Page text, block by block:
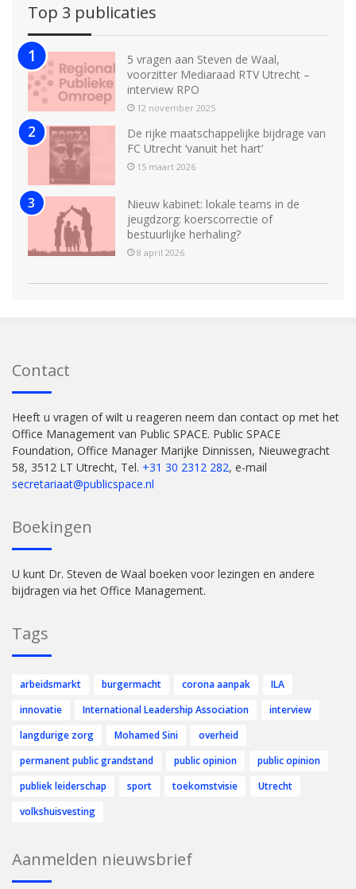
Top 3 publicaties
5 vragen aan Steven de Waal,
voorzitter Mediaraad RTV Utrecht –
interview RPO
12 november 2025
De rijke maatschappelijke bijdrage van
FC Utrecht ‘vanuit het hart’
15 maart 2026
Nieuw kabinet: lokale teams in de
jeugdzorg: koerscorrectie of
bestuurlijke herhaling?
8 april 2026
Contact
Heeft u vragen of wilt u reageren neem dan contact op met het
Office Management van Public SPACE. Public SPACE
Foundation, Office Manager Marijke Dinnissen, Nieuwegracht
58, 3512 LT Utrecht, Tel. +31 30 2312 282, e-mail
secretariaat@publicspace.nl
Boekingen
U kunt Dr. Steven de Waal boeken voor lezingen en andere
bijdragen via het Office Management.
Tags
arbeidsmarkt burgermacht corona aanpak
ILA
innovatie
International Leadership Association
interview
langdurige zorg
Mohamed Sini
overheid
permanent public grandstand
public opinion
public opinion
publiek leiderschap
sport toekomstvisie
Utrecht
volkshuisvesting
Aanmelden nieuwsbrief